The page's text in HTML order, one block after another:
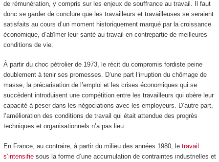
de rémunération, y compris sur les enjeux de souffrance au travail. Il faut
donc se garder de conclure que les travailleurs et travailleuses se seraient
satisfaits au cours d’un moment historiquement marqué par la croissance
économique, d’abîmer leur santé au travail en contrepartie de meilleures
conditions de vie.
À partir du choc pétrolier de 1973, le récit du compromis fordiste peine
doublement à tenir ses promesses. D’une part l’irruption du chômage de
masse, la précarisation de l’emploi et les crises économiques qui se
succèdent introduisent une compétition entre les travailleurs qui obère leur
capacité à peser dans les négociations avec les employeurs. D’autre part,
l’amélioration des conditions de travail qui était attendue des progrès
techniques et organisationnels n’a pas lieu.
En France, au contraire, à partir du milieu des années 1980, le travail
s’intensifiesous la forme d’une accumulation de contraintes industrielles et